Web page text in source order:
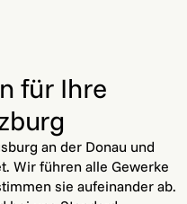
für Ihre
an der Donau und
Wir führen alle Gewerke
sie aufeinander ab.